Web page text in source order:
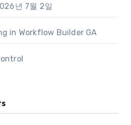
년 7월 2일
in Workflow Builder GA